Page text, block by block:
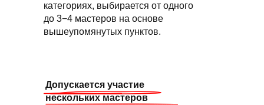
категориях, выбирается от одного
до 3−4 мастеров на основе
вышеупомянутых пунктов.
Допускается участие
нескольких мастеров